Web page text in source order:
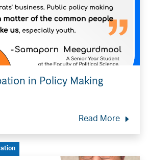
A A A
in Policy Making
Read More